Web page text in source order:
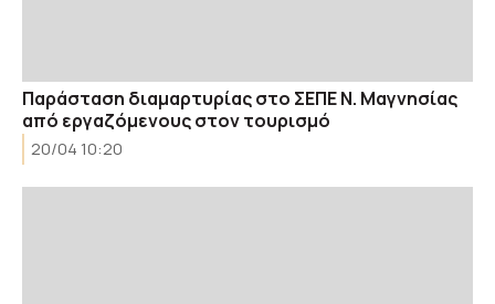
Παράσταση διαμαρτυρίας στο ΣΕΠΕ Ν. Μαγνησίας
από εργαζόμενους στον τουρισμό
20/04 10:20